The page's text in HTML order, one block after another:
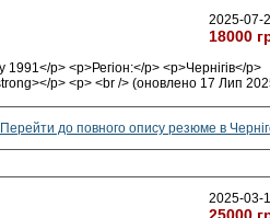
2025-07-
18000
p> <p>Регіон:</p> <p>Чернігів</p>
p> <p> <br /> (оновлено 17 Лип
Перейти до повного опису резюме в
2025-03-